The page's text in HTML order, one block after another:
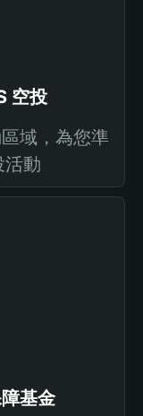
空投
域，為您準
活動
基金